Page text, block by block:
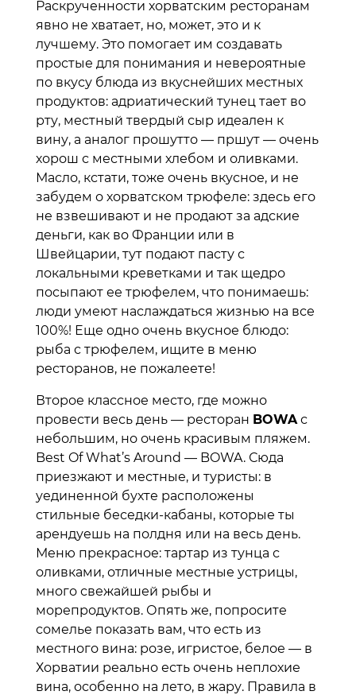
Раскрученности хорватским ресторанам
явно не хватает, но, может, это и к
лучшему. Это помогает им создавать
простые для понимания и невероятные
по вкусу блюда из вкуснейших местных
продуктов: адриатический тунец тает во
рту, местный твердый сыр идеален к
вину, а аналог прошутто — пршут — очень
хорош с местными хлебом и оливками.
Масло, кстати, тоже очень вкусное, и не
забудем о хорватском трюфеле: здесь его
не взвешивают и не продают за адские
деньги, как во Франции или в
Швейцарии, тут подают пасту с
локальными креветками и так щедро
посыпают ее трюфелем, что понимаешь:
люди умеют наслаждаться жизнью на все
100%! Еще одно очень вкусное блюдо:
рыба с трюфелем, ищите в меню
ресторанов, не пожалеете!
Второе классное место, где можно
провести весь день — ресторан BOWA с
небольшим, но очень красивым пляжем.
Best Of What’s Around — BOWA. Сюда
приезжают и местные, и туристы: в
уединенной бухте расположены
стильные беседки-кабаны, которые ты
арендуешь на полдня или на весь день.
Меню прекрасное: тартар из тунца с
оливками, отличные местные устрицы,
много свежайшей рыбы и
морепродуктов. Опять же, попросите
сомелье показать вам, что есть из
местного вина: розе, игристое, белое — в
Хорватии реально есть очень неплохие
вина, особенно на лето, в жару. Правила в